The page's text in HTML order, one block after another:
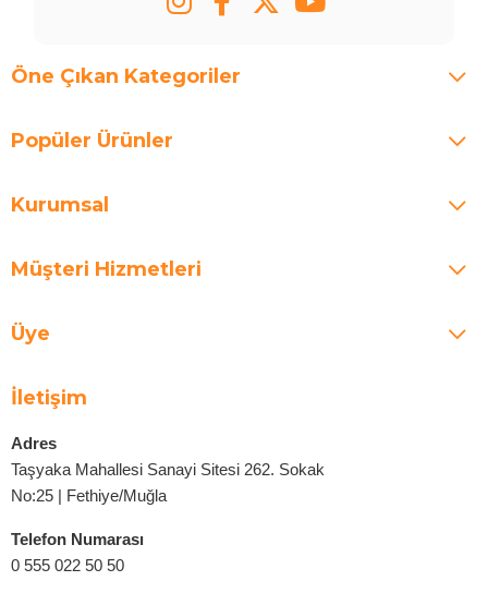
Öne Çıkan Kategoriler
Popüler Ürünler
Kurumsal
Müşteri Hizmetleri
Üye
İletişim
Adres
Taşyaka Mahallesi Sanayi Sitesi 262. Sokak
No:25 | Fethiye/Muğla
Telefon Numarası
0 555 022 50 50